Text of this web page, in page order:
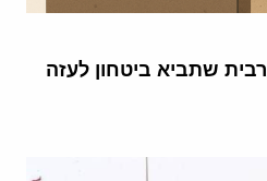
שתביא ביטחון לעזה